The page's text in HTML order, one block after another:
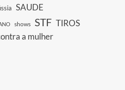
SAUDE
shows STF TIROS
a mulher